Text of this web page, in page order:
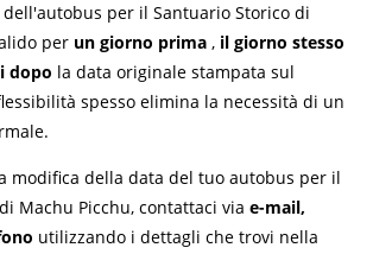
per il Santuario Storico di
per un giorno prima , il giorno stesso
dopo la data originale stampata sul
spesso elimina la necessità di un
modifica della data del tuo autobus per il
Machu Picchu, contattaci via e-mail,
utilizzando i dettagli che trovi nella